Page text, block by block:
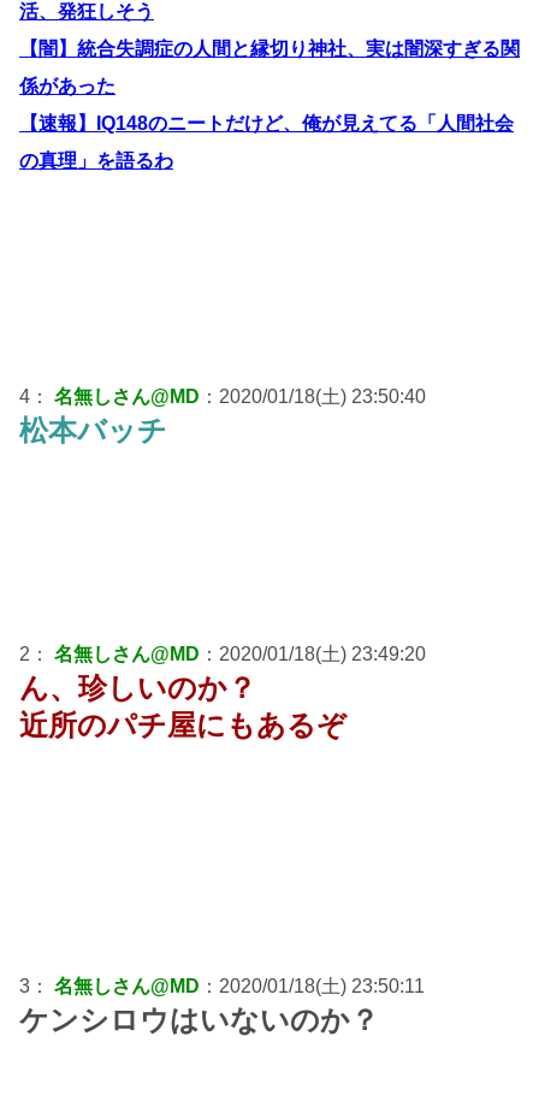
活、発狂しそう
【闇】統合失調症の人間と縁切り神社、実は闇深すぎる関
係があった
【速報】IQ148のニートだけど、俺が見えてる「人間社会
の真理」を語るわ
4： 名無しさん@MD ：2020/01/18(土) 23:50:40
松本バッチ
2： 名無しさん@MD ：2020/01/18(土) 23:49:20
ん、珍しいのか？
近所のパチ屋にもあるぞ
3： 名無しさん@MD ：2020/01/18(土) 23:50:11
ケンシロウはいないのか？